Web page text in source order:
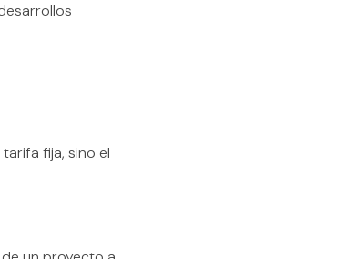
fija, sino el